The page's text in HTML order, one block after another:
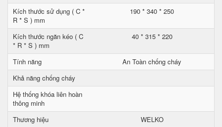
Kích thước sử dụng ( C *
R * S ) mm
190 * 340 * 250
Kích thước ngăn kéo ( C
* R * S ) mm
40 * 315 * 220
Tính năng
An Toàn chống cháy
Khả năng chống cháy
Hệ thống khóa liên hoàn
thông minh
Thương hiệu
WELKO